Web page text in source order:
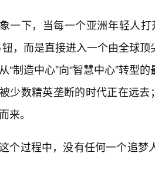
一下，当每一个亚洲年轻人
钮，而是直接进入一个由全球
“制造中心”向“智慧中心”转型
少数精英垄断的时代正在远
来。
个过程中，没有任何一个追梦